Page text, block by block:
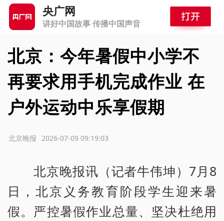
央广网
讲好中国故事 传播中国声音
北京：今年暑假中小学不
再要求用手机完成作业 在
户外运动中乐享假期
2026-07-09 09:19:03
北京晚报
北京晚报讯（记者牛伟坤）7月8
日，北京义务教育阶段学生迎来暑
假。严控暑假作业总量、坚决杜绝用